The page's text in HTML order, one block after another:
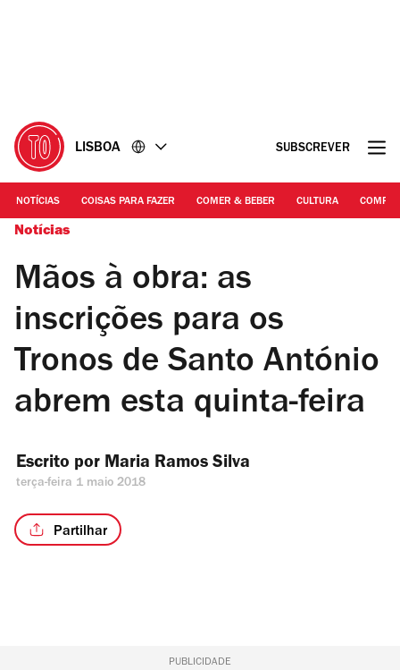
LISBOA SUBSCREVER
NOTÍCIAS COISAS PARA FAZER COMER & BEBER CULTURA
Notícias
Mãos à obra: as
inscrições para os
Tronos de Santo António
abrem esta quinta-feira
Escrito por Maria Ramos Silva
terça-feira 1 maio 2018
Partilhar
PUBLICIDADE